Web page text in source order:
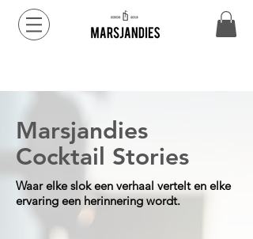
Marsjandies
Cocktail Stories
Waar elke slok een verhaal vertelt en elke
ervaring een herinnering wordt.